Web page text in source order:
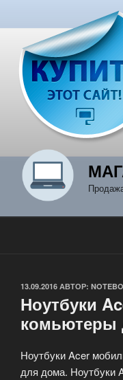
содержимому
ОПУБЛИКОВАНО
13.09.2016 АВТОР:
Ноутбуки
комьютеры
Ноутбуки Acer
для дома. Ноутбуки